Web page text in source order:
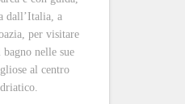
dall’Italia, a
per visitare
nelle sue
al centro